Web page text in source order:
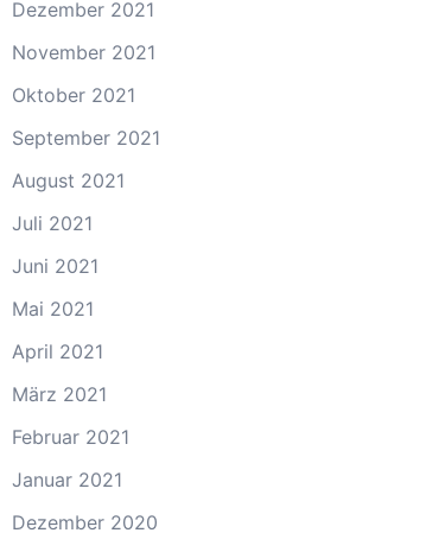
Dezember 2021
November 2021
Oktober 2021
September 2021
August 2021
Juli 2021
Juni 2021
Mai 2021
April 2021
März 2021
Februar 2021
Januar 2021
Dezember 2020